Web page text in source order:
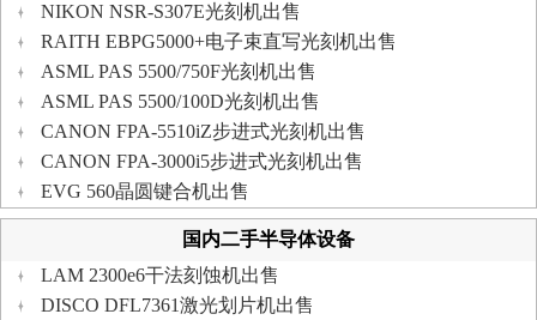
NIKON NSR-S307E光刻机出售
RAITH EBPG5000+电子束直写光刻机出售
ASML PAS 5500/750F光刻机出售
ASML PAS 5500/100D光刻机出售
CANON FPA-5510iZ步进式光刻机出售
CANON FPA-3000i5步进式光刻机出售
EVG 560晶圆键合机出售
国内二手半导体设备
LAM 2300e6干法刻蚀机出售
DISCO DFL7361激光划片机出售